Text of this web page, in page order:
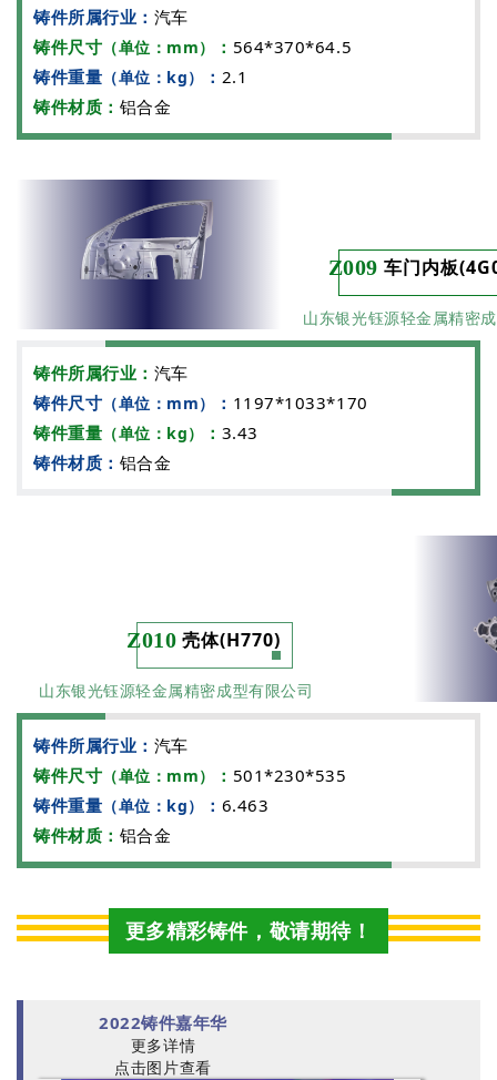
铸件所属行业： 汽车
铸件尺寸 （单位：mm） ： 564*370*64.5
铸件重量 （单位：kg） ： 2.1
铸件材质： 铝合金
Z009 车门内板
山东银光钰源轻金属精密
铸件所属行业： 汽车
铸件尺寸 （单位：mm） ： 1197*1033*170
铸件重量 （单位：kg） ： 3.43
铸件材质： 铝合金
Z010 壳体(H770)
山东银光钰源轻金属精密成型有限公司
铸件所属行业： 汽车
铸件尺寸 （单位：mm） ： 501*230*535
铸件重量 （单位：kg） ： 6.463
铸件材质： 铝合金
更多精彩铸件，敬请期待！
2022铸件嘉年华
更多详情
点击图片查看